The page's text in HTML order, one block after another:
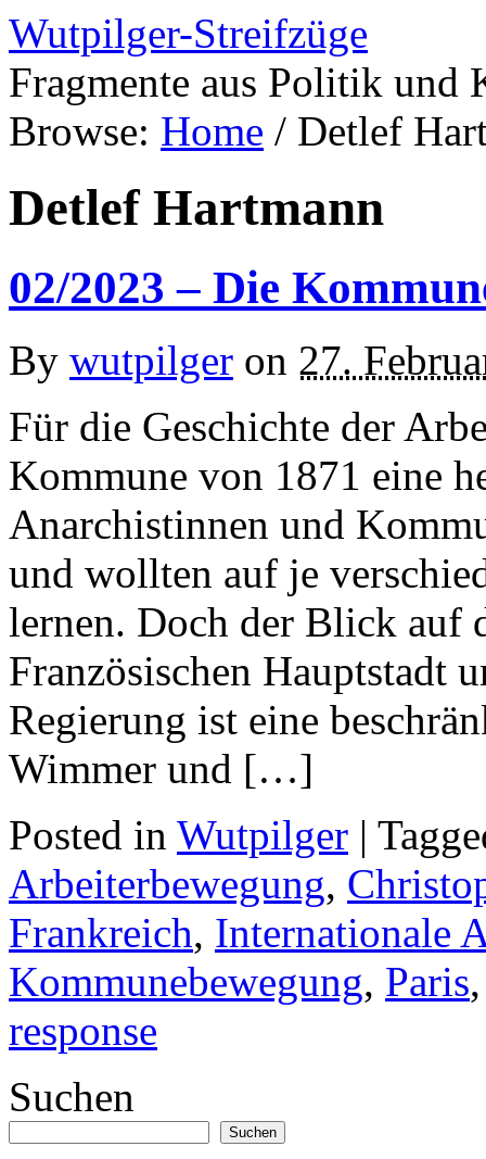
Wutpilger-Streifzüge
Fragmente aus Politik und
Browse: Home / Detlef
Detlef Hartmann
02/2023 – Die
By wutpilger on 27.
Für die Geschichte der
Kommune von 1871 eine
Anarchistinnen und
und wollten auf je
lernen. Doch der Blick auf
Französischen Hauptstadt
Regierung ist eine
Wimmer und […]
Posted in Wutpilger |
Arbeiterbewegung,
Frankreich, Internationale
Kommunebewegung, Paris
response
Suchen
Suchen